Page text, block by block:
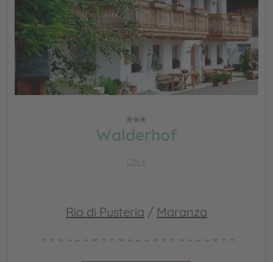
Walderhof
CIN +
Rio di Pusteria / Maranza